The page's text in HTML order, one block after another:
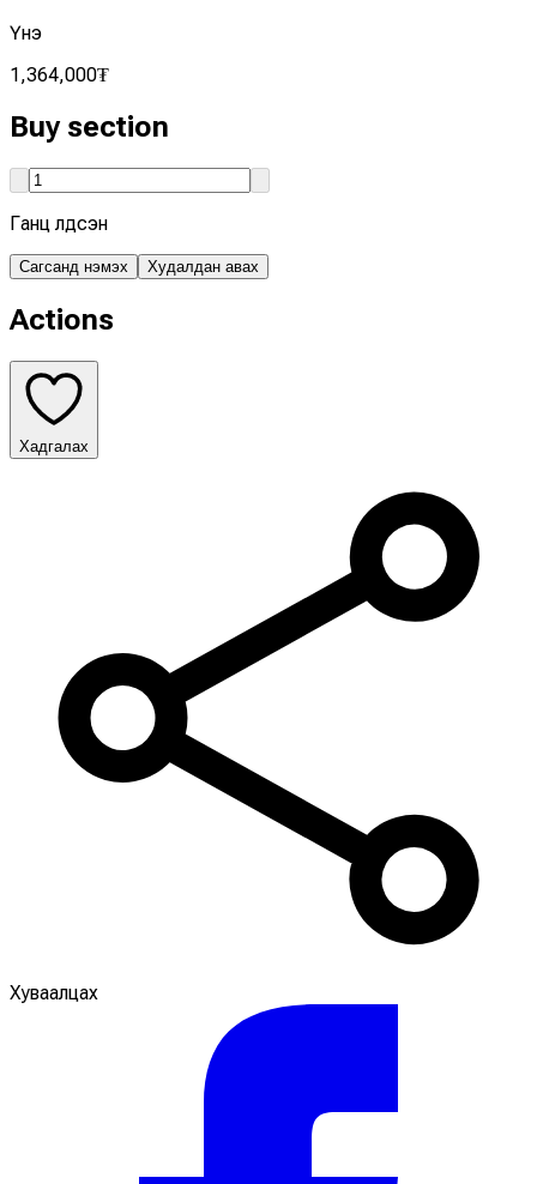
Үнэ
1,364,000₮
Buy section
Ганц үлдсэн
Сагсанд нэмэх Худалдан авах
Actions
Хадгалах
Хуваалцах